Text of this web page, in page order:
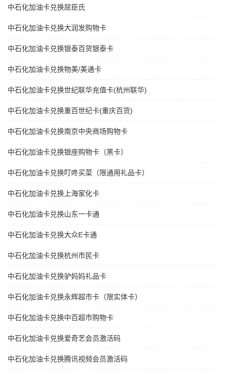
中石化加油卡兑换屈臣氏
中石化加油卡兑换大润发购物卡
中石化加油卡兑换银泰百货银泰卡
中石化加油卡兑换物美/美通卡
中石化加油卡兑换世纪联华充值卡(杭州联华)
中石化加油卡兑换重百世纪卡(重庆百货)
中石化加油卡兑换南京中央商场购物卡
中石化加油卡兑换银座购物卡（黑卡）
中石化加油卡兑换叮咚买菜（限通用礼品卡）
中石化加油卡兑换上海家化卡
中石化加油卡兑换山东一卡通
中石化加油卡兑换大众E卡通
中石化加油卡兑换杭州市民卡
中石化加油卡兑换驴妈妈礼品卡
中石化加油卡兑换永辉超市卡（限实体卡）
中石化加油卡兑换中百超市购物卡
中石化加油卡兑换爱奇艺会员激活码
中石化加油卡兑换腾讯视频会员激活码